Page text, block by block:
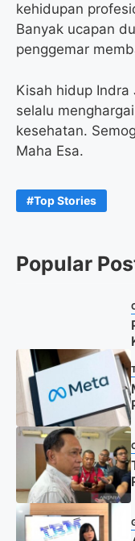
kehidupan
Banyak ucapan
penggemar
Kisah hidup
selalu
kesehatan.
Maha Esa.
Top Stories
Popular